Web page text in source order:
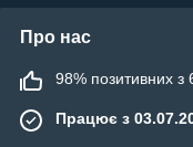
Про нас
98% позитивних з
Працює з